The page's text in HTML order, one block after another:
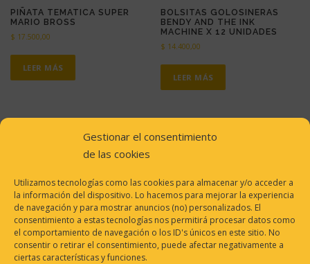
Gestionar el consentimiento
de las cookies
Utilizamos tecnologías como las cookies para almacenar y/o acceder a
la información del dispositivo. Lo hacemos para mejorar la experiencia
de navegación y para mostrar anuncios (no) personalizados. El
consentimiento a estas tecnologías nos permitirá procesar datos como
el comportamiento de navegación o los ID's únicos en este sitio. No
consentir o retirar el consentimiento, puede afectar negativamente a
ciertas características y funciones.
PIÑATA TEMATICA SUPER
MARIO BROSS
$ 17.500,00
LEER MÁS
BOLSITAS GOLOSINERAS
BENDY AND THE INK
MACHINE X 12 UNIDADES
$ 14.400,00
LEER MÁS